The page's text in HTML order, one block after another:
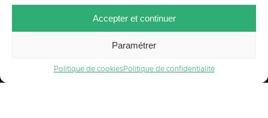
Accepter et continuer
Paramétrer
Politique de cookiesPolitique de confidentialité
PLAN DU SITE
MENTIONS LÉGALES
CRÉDITS POLITIQUE DE COOKIES (UE)